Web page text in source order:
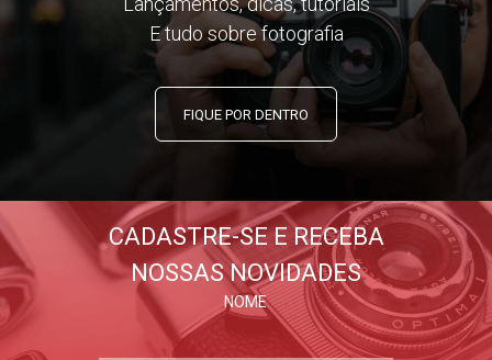
E tudo sobre fotografia
FIQUE POR DENTRO
CADASTRE-SE E RECEBA
NOSSAS NOVIDADES
NOME